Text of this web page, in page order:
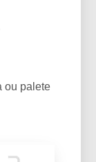
ou palete